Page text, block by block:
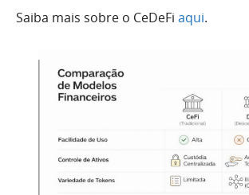
Saiba mais sobre o CeDeFi aqui.